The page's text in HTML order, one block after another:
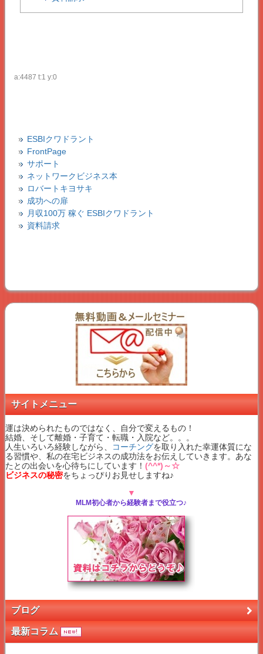
a:4487 t:1 y:0
ESBIクワドラント
FrontPage
サポート
ネットワークビジネス本
ロバートキヨサキ
成功への扉
月収100万 稼ぐ ESBIクワドラント
資料請求
サイトメニュー
運は決められたものではなく、自分で変えるもの！
結婚、そして離婚・子育て・転職・入院など。。。
人生いろいろ経験しながら、
コーチングを取り入れた幸運体質にな
る習慣や、私の在宅ビジネスの成功法をお伝えしていきます。あな
たとの出会いを心待ちにしています！ (^^*)～☆
ビジネスの秘密をちょっぴりお見せしますね♪
▼
MLM初心者から経験者まで役立つ♪
ブログ
最新コラム